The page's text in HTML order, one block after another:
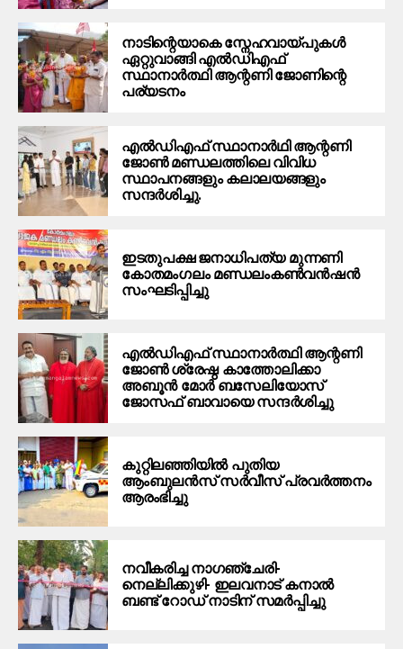
നാടിന്റെയാകെ സ്നേഹവായ്പുകൾ
ഏറ്റുവാങ്ങി എൽഡിഎഫ്
സ്ഥാനാർത്ഥി ആന്റണി ജോണിന്റെ
പര്യടനം
എൽഡിഎഫ് സ്ഥാനാർഥി ആന്റണി
ജോൺ മണ്ഡലത്തിലെ വിവിധ
സ്ഥാപനങ്ങളും കലാലയങ്ങളും
സന്ദർശിച്ചു.
ഇടതുപക്ഷ ജനാധിപത്യ മുന്നണി
കോതമംഗലം മണ്ഡലംകൺവൻഷൻ
സംഘടിപ്പിച്ചു
എൽഡിഎഫ് സ്ഥാനാർത്ഥി ആന്റണി
ജോൺ ശ്രേഷ്ഠ കാത്തോലിക്കാ
അബൂൻ മോർ ബസേലിയോസ്
ജോസഫ് ബാവായെ സന്ദർശിച്ചു
കുറ്റിലഞ്ഞിയിൽ പുതിയ
ആംബുലൻസ് സർവീസ് പ്രവർത്തനം
ആരംഭിച്ചു
നവീകരിച്ച നാഗഞ്ചേരി-
നെല്ലിക്കുഴി- ഇലവനാട് കനാൽ
ബണ്ട് റോഡ് നാടിന് സമർപ്പിച്ചു